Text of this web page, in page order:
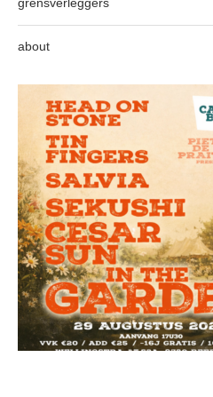
grensverleggers
about